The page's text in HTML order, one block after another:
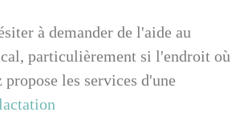
à demander de l'aide au
particulièrement si l'endroit où
propose les services d'une